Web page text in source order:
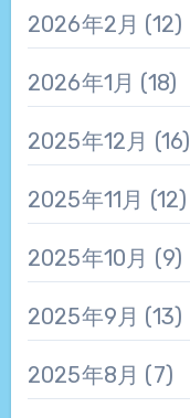
2026年2月 (12)
2026年1月 (18)
2025年12月 (16)
2025年11月 (12)
2025年10月 (9)
2025年9月 (13)
2025年8月 (7)